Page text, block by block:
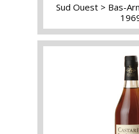
Sud Ouest Bas-